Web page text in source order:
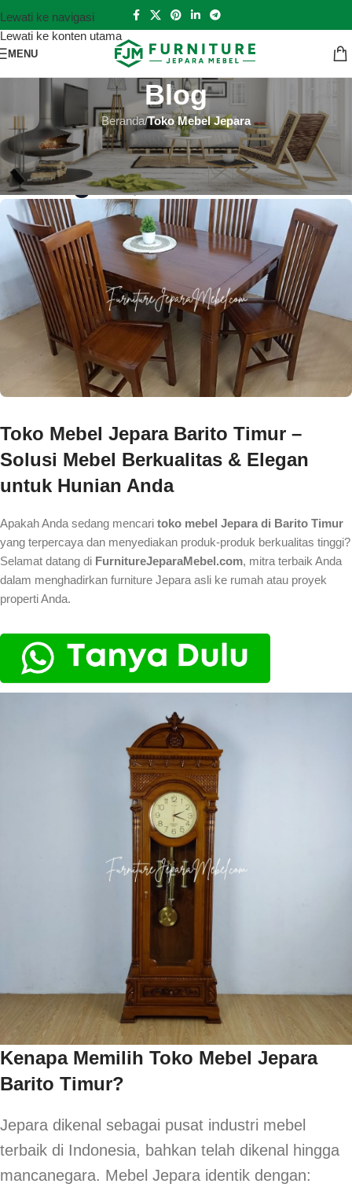
Lewati ke navigasi
Lewati ke konten utama
MENU
Blog
Beranda/Toko Mebel Jepara
TOKO MEBEL JEPARA
Toko Mebel Jepara Barito Timur
Hutankayu FurnitureAktif 2024-09-10
Toko Mebel Jepara Barito Timur –
Solusi Mebel Berkualitas & Elegan
untuk Hunian Anda
Apakah Anda sedang mencari toko mebel Jepara di Barito Timur
yang terpercaya dan menyediakan produk-produk berkualitas tinggi?
Selamat datang di FurnitureJeparaMebel.com, mitra terbaik Anda
dalam menghadirkan furniture Jepara asli ke rumah atau proyek
properti Anda.
Kenapa Memilih Toko Mebel Jepara
Barito Timur?
Jepara dikenal sebagai pusat industri mebel
terbaik di Indonesia, bahkan telah dikenal hingga
mancanegara. Mebel Jepara identik dengan: